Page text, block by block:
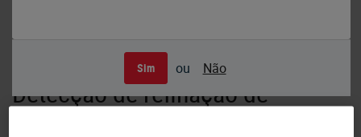
Sim ou Não
Detecção de refinação de